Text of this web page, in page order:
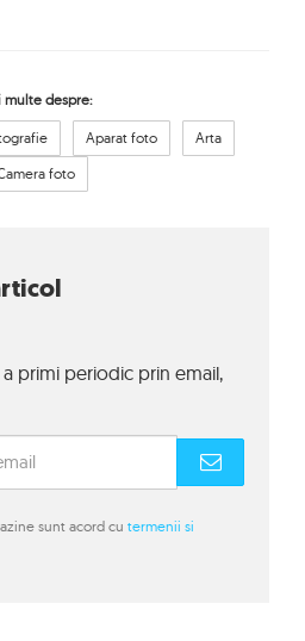
multe despre:
Aparat foto
Arta
foto
primi periodic prin email,
sunt acord cu termenii si